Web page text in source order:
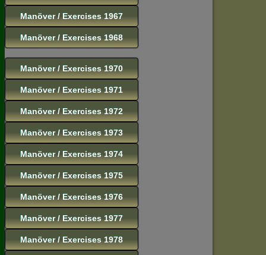
Manöver / Exercises 1967
Manöver / Exercises 1968
Manöver / Exercises 1970
Manöver / Exercises 1971
Manöver / Exercises 1972
Manöver / Exercises 1973
Manöver / Exercises 1974
Manöver / Exercises 1975
Manöver / Exercises 1976
Manöver / Exercises 1977
Manöver / Exercises 1978